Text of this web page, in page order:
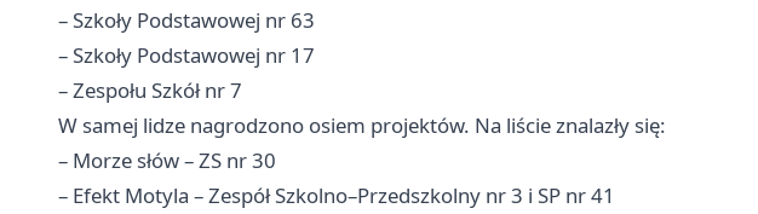
– Szkoły Podstawowej nr 63
– Szkoły Podstawowej nr 17
– Zespołu Szkół nr 7
W samej lidze nagrodzono osiem projektów. Na liście znalazły się:
– Morze słów – ZS nr 30
– Efekt Motyla – Zespół Szkolno–Przedszkolny nr 3 i SP nr 41